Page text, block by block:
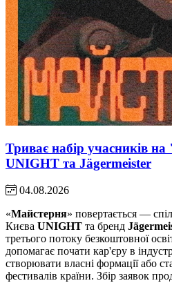
Триває набір учасників
UNIGHT та Jägermeister
04.08.2026
«Майстерня» повертається —
Києва UNIGHT та бренд
третього потоку безкоштовної
допомагає почати кар'єру в
створювати власні формації або
фестивалів країни. Збір заявок